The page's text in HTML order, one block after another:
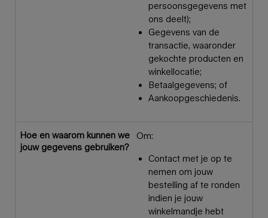
persoonsgegevens met
ons deelt);
Gegevens van de
transactie, waaronder
gekochte producten en
winkellocatie;
Betaalgegevens; of
Aankoopgeschiedenis.
Hoe en waarom kunnen we
jouw gegevens gebruiken?
Om:
Contact met je op te
nemen om jouw
bestelling af te ronden
indien je jouw
winkelmandje hebt